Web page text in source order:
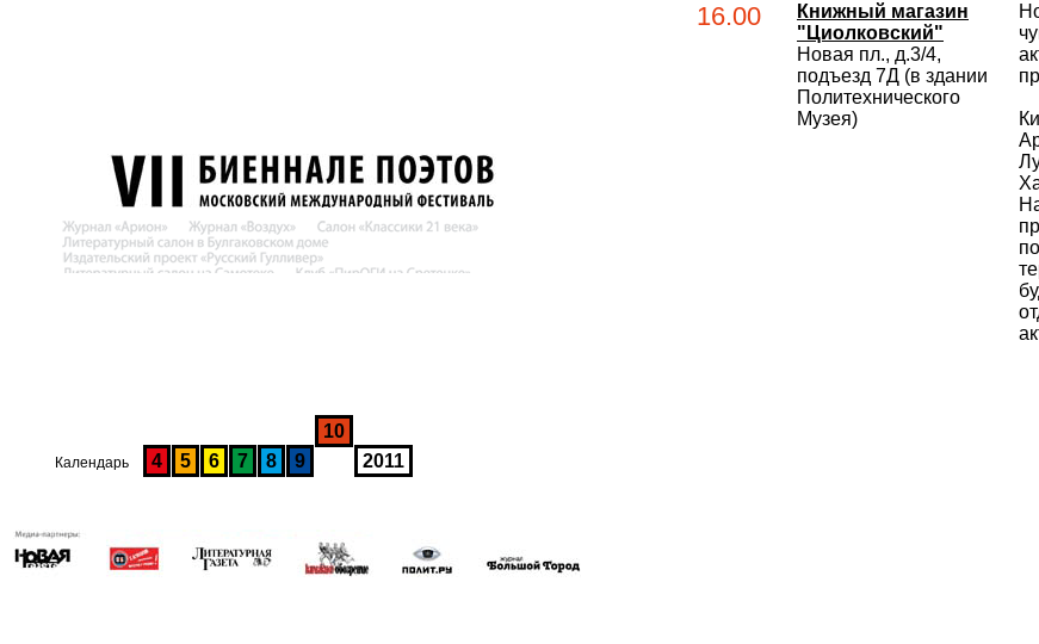
Календарь 4 5 6 7 8 9
10
2011
16.00
Книжный магазин
"Циолковский"
Новая пл., д.3/4,
подъезд 7Д (в здании
Политехнического
Музея)